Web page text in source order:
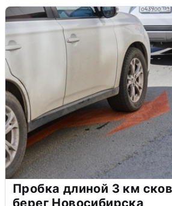
Пробка длиной 3 км
берег Новосибирска